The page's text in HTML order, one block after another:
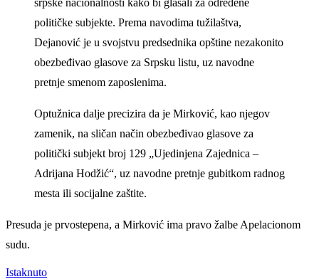
srpske nacionalnosti kako bi glasali za određene
političke subjekte. Prema navodima tužilaštva,
Dejanović je u svojstvu predsednika opštine nezakonito
obezbeđivao glasove za Srpsku listu, uz navodne
pretnje smenom zaposlenima.
Optužnica dalje precizira da je Mirković, kao njegov
zamenik, na sličan način obezbeđivao glasove za
politički subjekt broj 129 „Ujedinjena Zajednica –
Adrijana Hodžić“, uz navodne pretnje gubitkom radnog
mesta ili socijalne zaštite.
Presuda je prvostepena, a Mirković ima pravo žalbe Apelacionom
sudu.
Istaknuto